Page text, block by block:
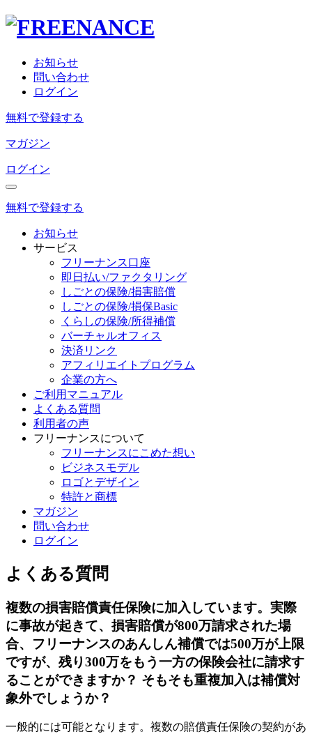
お知らせ
問い合わせ
ログイン
無料で登録する
マガジン
ログイン
無料で登録する
お知らせ
サービス
フリーナンス口座
即日払い/ファクタリング
しごとの保険/損害賠償
しごとの保険/損保Basic
くらしの保険/所得補償
バーチャルオフィス
決済リンク
アフィリエイトプログラム
企業の方へ
ご利用マニュアル
よくある質問
利用者の声
フリーナンスについて
フリーナンスにこめた想い
ビジネスモデル
ロゴとデザイン
特許と商標
マガジン
問い合わせ
ログイン
よくある質問
複数の損害賠償責任保険に加入しています。実際
に事故が起きて、損害賠償が800万請求された場
合、フリーナンスのあんしん補償では500万が上限
ですが、残り300万をもう一方の保険会社に請求す
ることができますか？ そもそも重複加入は補償対
象外でしょうか？
一般的には可能となります。複数の賠償責任保険の契約があ